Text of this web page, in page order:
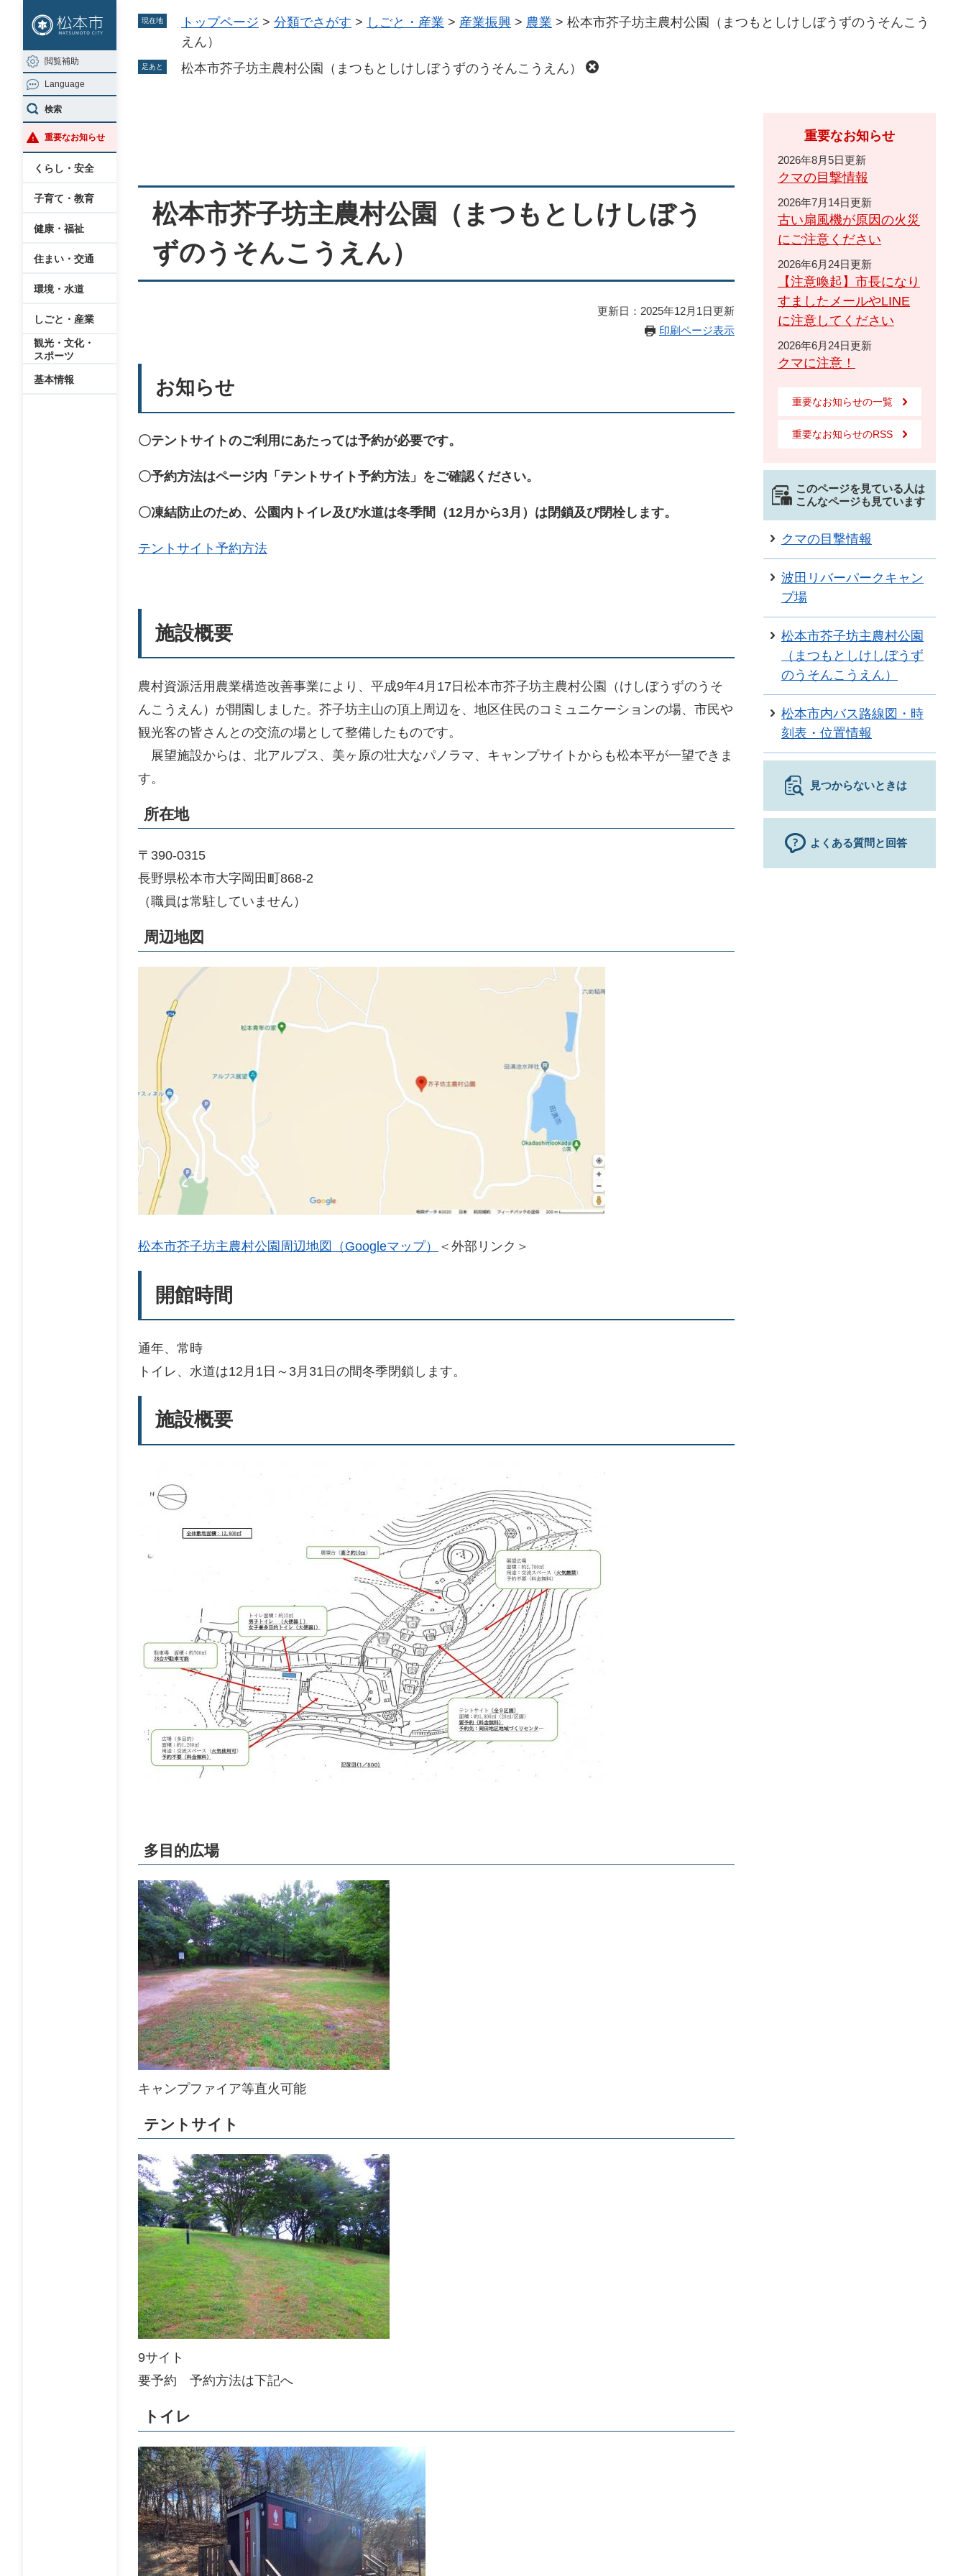
ジ
の
先
頭
で
す
ュ
ー
を
飛
ば
し
閲覧補助
Language
検索
重要なお知らせ
くらし・安全
子育て・教育
健康・福祉
住まい・交通
環境・水道
しごと・産業
観光・文化・
スポーツ
基本情報
現在地 トップページ > 分類でさがす > しごと・産業 > 産業振興 > 農業 > 松本市芥子坊主農村公園（まつもとしけしぼうずのうそんこう
えん）
足あと 松本市芥子坊主農村公園（まつもとしけしぼうずのうそんこうえん）
松本市芥子坊主農村公園（まつもとしけしぼう
ずのうそんこうえん）
更新日：2025年12月1日更新
印刷ページ表示
お知らせ
〇テントサイトのご利用にあたっては予約が必要です。
〇予約方法はページ内「テントサイト予約方法」をご確認ください。
〇凍結防止のため、公園内トイレ及び水道は冬季間（12月から3月）は閉鎖及び閉栓します。
テントサイト予約方法
施設概要
農村資源活用農業構造改善事業により、平成9年4月17日松本市芥子坊主農村公園（けしぼうずのうそ
んこうえん）が開園しました。芥子坊主山の頂上周辺を、地区住民のコミュニケーションの場、市民や
観光客の皆さんとの交流の場として整備したものです。
展望施設からは、北アルプス、美ヶ原の壮大なパノラマ、キャンプサイトからも松本平が一望できま
す。
所在地
〒390-0315
長野県松本市大字岡田町868-2
（職員は常駐していません）
周辺地図
松本市芥子坊主農村公園周辺地図（Googleマップ） ＜外部リンク＞
開館時間
通年、常時
トイレ、水道は12月1日～3月31日の間冬季閉鎖します。
施設概要
多目的広場
キャンプファイア等直火可能
テントサイト
9サイト
要予約 予約方法は下記へ
トイレ
重要なお知らせ
2026年8月5日更新
クマの目撃情報
2026年7月14日更新
古い扇風機が原因の火災
にご注意ください
2026年6月24日更新
【注意喚起】市長になり
すましたメールやLINE
に注意してください
2026年6月24日更新
クマに注意！
重要なお知らせの一覧
重要なお知らせのRSS
このページを見ている人は
こんなページも見ています
クマの目撃情報
波田リバーパークキャン
プ場
松本市芥子坊主農村公園
（まつもとしけしぼうず
のうそんこうえん）
松本市内バス路線図・時
刻表・位置情報
見つからないときは
よくある質問と回答